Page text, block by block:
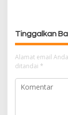
p
s
Tinggalkan
Alamat email
ditandai *